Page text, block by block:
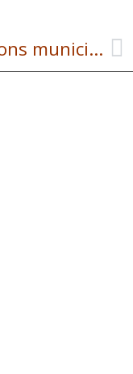
Élections municipales : ce qui change pour les communes de moins de 1 000 habitants